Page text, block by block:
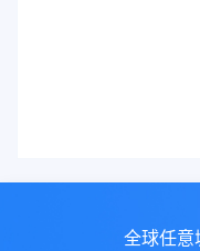
全球任意